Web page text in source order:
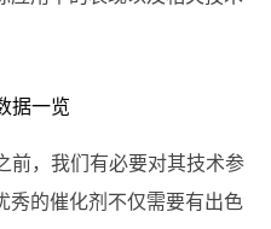
据一览
前，我们有必要对其技术参
秀的催化剂不仅需要有出色